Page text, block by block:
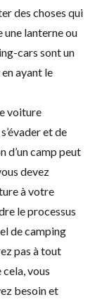
des choses qui
une lanterne ou
cars sont un
ayant le
voiture
et de
d’un camp peut
devez
à votre
le processus
de camping
pas à tout
vous
besoin et